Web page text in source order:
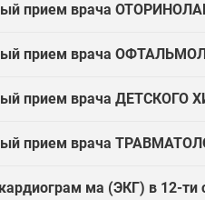
прием врача
прием врача
прием врача ДЕТСКОГО
прием врача
ма (ЭКГ) в 12-ти